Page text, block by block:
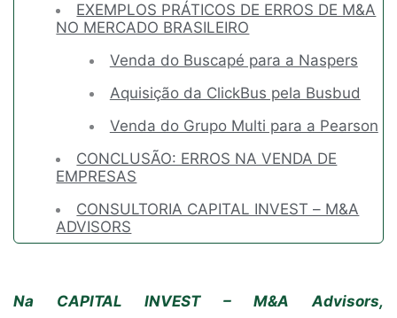
EXEMPLOS PRÁTICOS DE ERROS DE M&A
NO MERCADO BRASILEIRO
Venda do Buscapé para a Naspers
Aquisição da ClickBus pela Busbud
Venda do Grupo Multi para a Pearson
CONCLUSÃO: ERROS NA VENDA DE
EMPRESAS
CONSULTORIA CAPITAL INVEST – M&A
ADVISORS
Na CAPITAL INVEST – M&A Advisors,